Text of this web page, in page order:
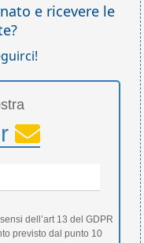
e ricevere le
dell’art 13 del GDPR
previsto dal punto 10